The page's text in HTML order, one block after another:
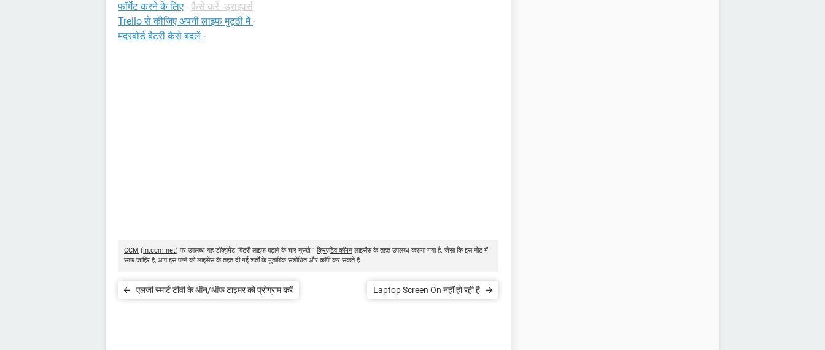
फॉर्मेट करने के लिए - कैसे करें -ड्राइवर्स
Trello से कीजिए अपनी लाइफ मुट्ठी में-
मदरबोर्ड बैटरी कैसे बदलें -
CCM (in.ccm.net) पर उपलब्ध यह डॉक्युमेंट "बैटरी लाइफ बढ़ाने के चार नुस्खे " क्रिएटिव कॉमनलाइसेंस के तहत उपलब्ध कराया गया है. जैसा कि इस नोट में
साफ जाहिर है, आप इस पन्ने को लाइसेंस के तहत दी गई शर्तों के मुताबिक संशोधित और कॉपी कर सकते हैं.
एलजी स्मार्ट टीवी के ऑन/ऑफ टाइमर को प्रोग्राम करें Laptop Screen On नहीं हो रही है